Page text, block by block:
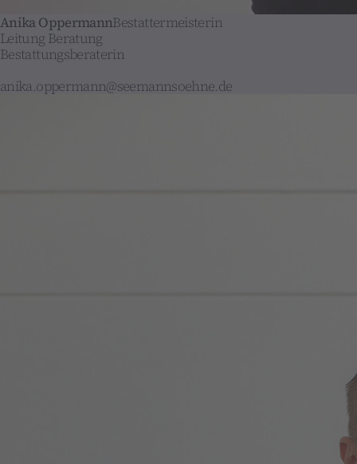
Anika OppermannBestattermeisterin
Leitung Beratung
Bestattungsberaterin
anika.oppermann@seemannsoehne.de